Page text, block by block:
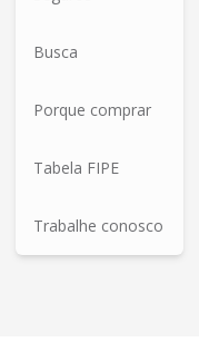
Busca
Porque comprar
Tabela FIPE
Trabalhe conosco